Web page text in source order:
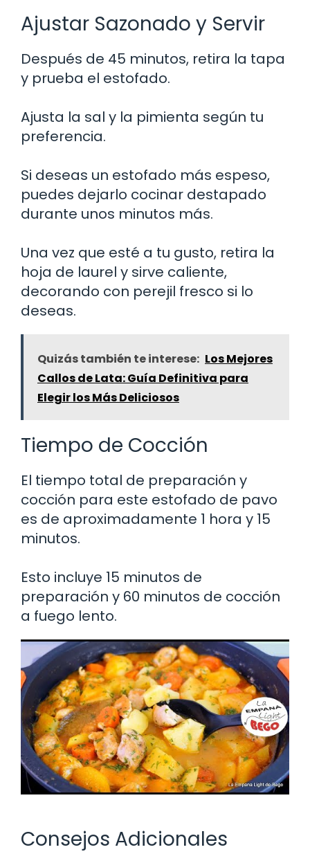
Ajustar Sazonado y Servir
Después de 45 minutos, retira la tapa
y prueba el estofado.
Ajusta la sal y la pimienta según tu
preferencia.
Si deseas un estofado más espeso,
puedes dejarlo cocinar destapado
durante unos minutos más.
Una vez que esté a tu gusto, retira la
hoja de laurel y sirve caliente,
decorando con perejil fresco si lo
deseas.
Quizás también te interese: Los Mejores
Callos de Lata: Guía Definitiva para
Elegir los Más Deliciosos
Tiempo de Cocción
El tiempo total de preparación y
cocción para este estofado de pavo
es de aproximadamente 1 hora y 15
minutos.
Esto incluye 15 minutos de
preparación y 60 minutos de cocción
a fuego lento.
Consejos Adicionales